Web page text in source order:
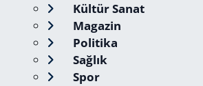
Kültür Sanat
Magazin
Politika
Sağlık
Spor